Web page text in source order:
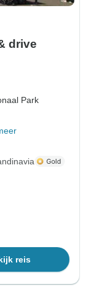
drive
Park
reis